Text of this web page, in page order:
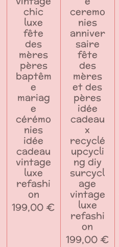
chic
luxe
fête
des
mères
pères
baptêm
e
mariag
e
cérémo
nies
idée
cadeau
vintage
luxe
refashi
on
199,00 €
ceremo
nies
anniver
saire
fête
des
mères
et des
pères
idée
cadeau
x
recyclé
upcycli
ng diy
surcycl
age
vintage
luxe
refashi
on
199,00 €